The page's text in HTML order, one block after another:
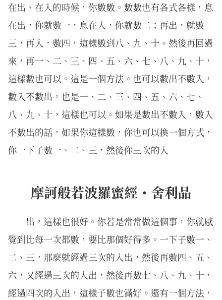
在出、在入的時候，你數數。數數也有各式各樣，息
在出，你就數一，息在入，你就數二；再出，就數
三，再入，數四，這樣數到八、九、十。然後再回過
來，再一、二、三、四、五、六、七、八、九、十，
這樣數也可以。這是一個方法。也可以數出不數入，
數入不數出，也是一、二、三、四、五、六、七、
八、九、十，這樣也可以。如果是數出不數入，數入
不數出的話，如果你這樣數，你也可以換一個方式，
你一下子數一、二、三，然後你三次的入
摩訶般若波羅蜜經・舍利品
出，這樣也很好。你若是常常做這個事，你就感
覺到比每一次都數，要比那個好得多。一下子數一、
二、三，那麼就經過三次的入出，然後再數四、五、
六，又經過三次的入出，然後再數七、八、九、十，
經過四次的入出，這樣子數也滿好。還有一個方法，